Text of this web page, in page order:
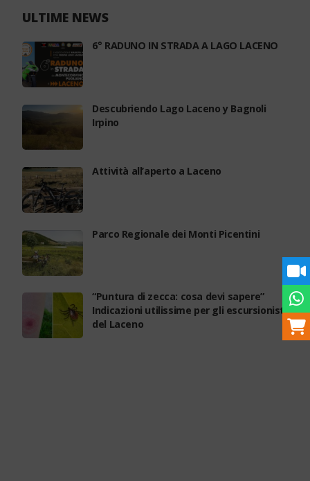
ULTIME NEWS
6° RADUNO IN STRADA A LAGO LACENO
Descubriendo Lago Laceno y Bagnoli
Irpino
Attività all’aperto a Laceno
Parco Regionale dei Monti Picentini
“Puntura di zecca: cosa devi sapere”
Indicazioni utilissime per gli escursionisti
del Laceno